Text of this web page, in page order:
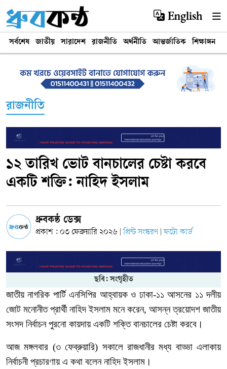
English
সর্বশেষ জাতীয় সারাদেশ রাজনীতি অর্থনীতি আন্তর্জাতিক শিক্ষাঙ্গন
রাজনীতি
১২ তারিখ ভোট বানচালের চেষ্টা করবে
একটি শক্তি: নাহিদ ইসলাম
ধ্রুবকন্ঠ ডেক্স
প্রকাশ : ০৩ ফেব্রুয়ারি ২০২৬ প্রিন্ট সংস্করণ ফটো কার্ড
ছবি: সংগৃহীত
জাতীয় নাগরিক পার্টি এনসিপির আহ্বায়ক ও ঢাকা-১১ আসনের ১১ দলীয়
জোট মনোনীত প্রার্থী নাহিদ ইসলাম মনে করেন, আসন্ন ত্রয়োদশ জাতীয়
সংসদ নির্বাচন পুরনো কায়দায় একটি শক্তি বানচালের চেষ্টা করবে।
আজ মঙ্গলবার (৩ ফেব্রুয়ারি) সকালে রাজধানীর মধ্য বাড্ডা এলাকায়
নির্বাচনী প্রচারণায় এ কথা বলেন নাহিদ ইসলাম ।